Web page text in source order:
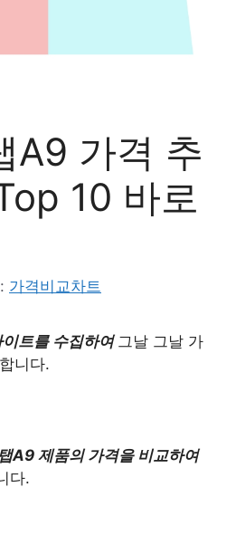
A9 가격 추
10 바로
가격비교차트
트를 수집하여 그날 그날 가
니다.
A9 제품의 가격을 비교하여
다.